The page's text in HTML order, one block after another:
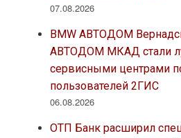
07.08.2026
BMW АВТОДОМ
АВТОДОМ МКАД стали
сервисными центрами
пользователей 2ГИС
06.08.2026
ОТП Банк расширил